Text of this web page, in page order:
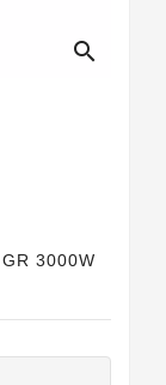
search
3000W